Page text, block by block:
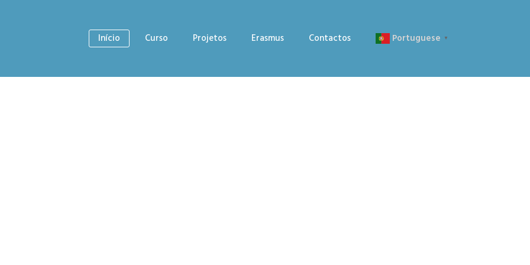
Início Curso Projetos Erasmus Contactos Portuguese ▼